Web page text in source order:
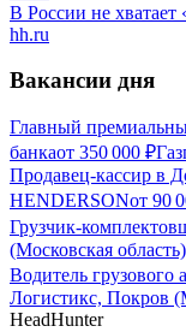
В России не
hh.ru
Вакансии дня
Главный
банкаот 350 000 ₽
Продавец-кассир в
HENDERSONот 90
Грузчик-
(Московская область)
Водитель грузового
Логистикс, Покров
HeadHunter